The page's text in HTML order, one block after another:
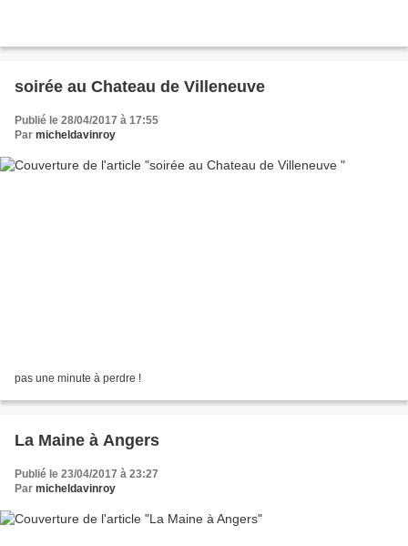
soirée au Chateau de Villeneuve
Publié le 28/04/2017 à 17:55
Par micheldavinroy
pas une minute à perdre !
La Maine à Angers
Publié le 23/04/2017 à 23:27
Par micheldavinroy